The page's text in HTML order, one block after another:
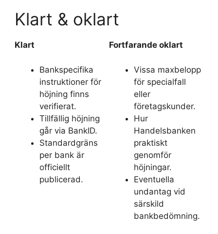
Klart & oklart
Klart
Bankspecifika
instruktioner för
höjning finns
verifierat.
Tillfällig höjning
går via BankID.
Standardgräns
per bank är
officiellt
publicerad.
Fortfarande oklart
Vissa maxbelopp
för specialfall
eller
företagskunder.
Hur
Handelsbanken
praktiskt
genomför
höjningar.
Eventuella
undantag vid
särskild
bankbedömning.